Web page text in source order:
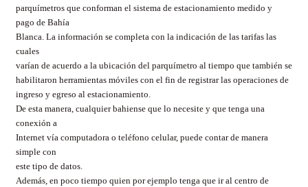
parquímetros que conforman el sistema de estacionamiento medido y
pago de Bahía
Blanca. La información se completa con la indicación de las tarifas las
cuales
varían de acuerdo a la ubicación del parquímetro al tiempo que también se
habilitaron herramientas móviles con el fin de registrar las operaciones de
ingreso y egreso al estacionamiento.
De esta manera, cualquier bahiense que lo necesite y que tenga una
conexión a
Internet vía computadora o teléfono celular, puede contar de manera
simple con
este tipo de datos.
Además, en poco tiempo quien por ejemplo tenga que ir al centro de